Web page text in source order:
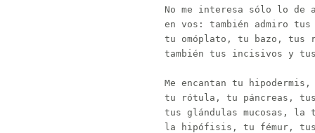
No me interesa sólo lo de
en vos: también admiro tus
tu omóplato, tu bazo, tus
también tus incisivos y
Me encantan tu
tu rótula, tu páncreas,
tus glándulas mucosas,
la hipófisis, tu fémur,